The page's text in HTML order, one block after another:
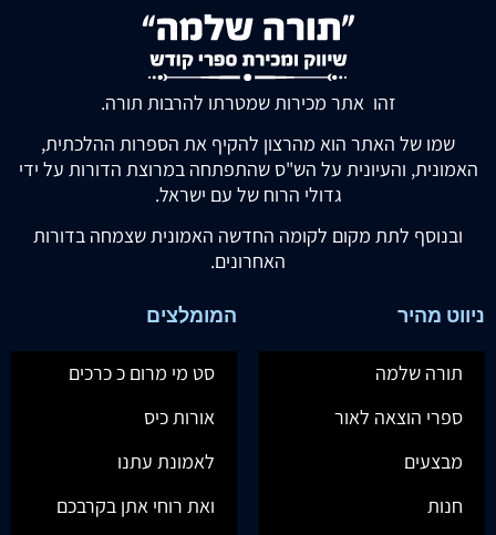
זהו אתר מכירות שמטרתו להרבות תורה.
שמו של האתר הוא מהרצון להקיף את הספרות ההלכתית,
האמונית, והעיונית על הש"ס שהתפתחה במרוצת הדורות על ידי
גדולי הרוח של עם ישראל.
ובנוסף לתת מקום לקומה החדשה האמונית שצמחה בדורות
האחרונים.
ניווט מהיר
תורה שלמה
ספרי הוצאה לאור
מבצעים
חנות
המומלצים
סט מי מרום כ כרכים
אורות כיס
לאמונת עתנו
ואת רוחי אתן בקרבכם